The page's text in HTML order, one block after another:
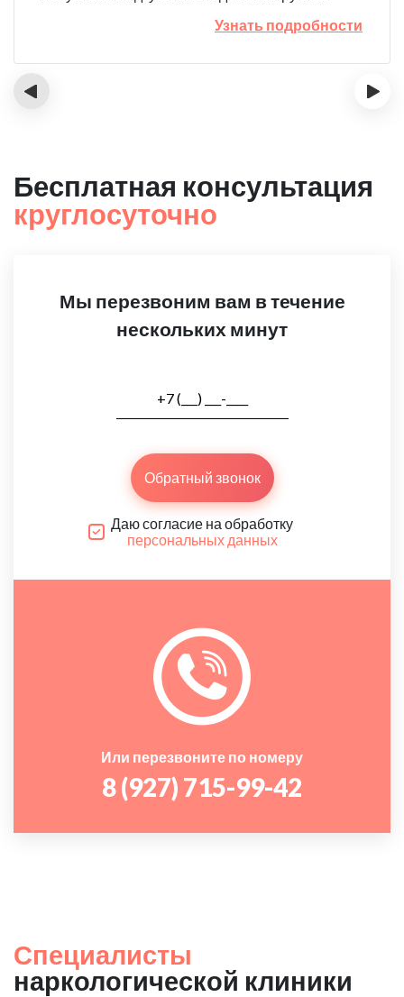
Узнать подробности
‹ ›
Бесплатная консультация
круглосуточно
Мы перезвоним вам в течение
нескольких минут
Обратный звонок
Даю согласие на обработку
персональных данных
Или перезвоните по номеру
8 (927) 715-99-42
Специалисты
наркологической клиники